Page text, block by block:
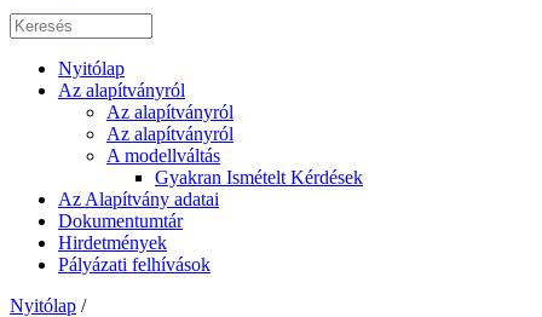
Nyitólap
Az alapítványról
Az alapítványról
Az alapítványról
A modellváltás
Gyakran Ismételt Kérdések
Az Alapítvány adatai
Dokumentumtár
Hirdetmények
Pályázati felhívások
Nyitólap /